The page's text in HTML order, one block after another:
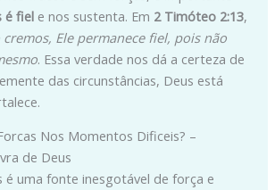
é fiel e nos sustenta. Em 2 Timóteo 2:13,
cremos, Ele permanece fiel, pois não
. Essa verdade nos dá a certeza de
das circunstâncias, Deus está
Nos Momentos Dificeis? –
de Deus
é uma fonte inesgotável de força e